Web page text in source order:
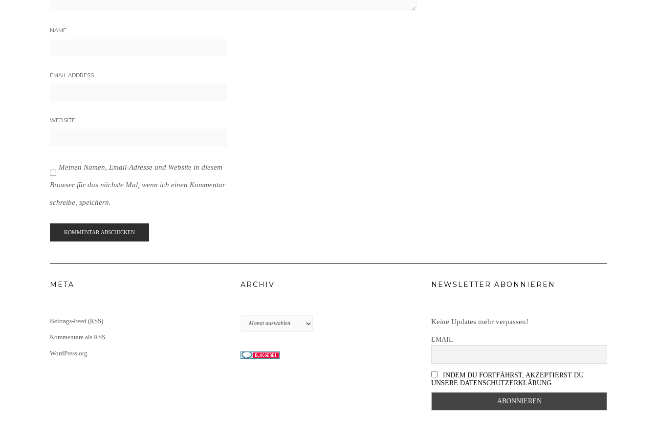
NAME
EMAIL ADDRESS
WEBSITE
Meinen Namen, Email-Adresse und Website in diesem
Browser für das nächste Mal, wenn ich einen Kommentar
schreibe, speichern.
META
Beitrags-Feed (RSS)
Kommentare als RSS
WordPress.org
ARCHIV
Archiv
NEWSLETTER ABONNIEREN
Keine Updates mehr verpassen!
EMAIL
INDEM DU FORTFÄHRST, AKZEPTIERST DU
UNSERE DATENSCHUTZERKLÄRUNG.